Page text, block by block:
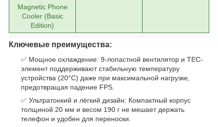
Magnetic Phone
Cooler (Basic
Edition)
Ключевые преимущества:
✅ Мощное охлаждение: 9-лопастной вентилятор и TEC-
элемент поддерживают стабильную температуру
устройства (20°C) даже при максимальной нагрузке,
предотвращая падение FPS.
✅ Ультратонкий и лёгкий дизайн: Компактный корпус
толщиной 20 мм и весом 190 г не мешает держать
телефон и удобен для переноски.